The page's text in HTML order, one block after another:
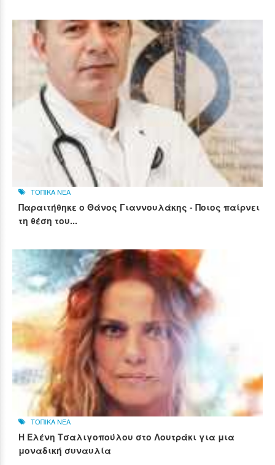
ΤΟΠΙΚΑ ΝΕΑ
Παραιτήθηκε ο Θάνος Γιαννουλάκης - Ποιος παίρνει
τη θέση του...
ΤΟΠΙΚΑ ΝΕΑ
Η Ελένη Τσαλιγοπούλου στο Λουτράκι για μια
μοναδική συναυλία